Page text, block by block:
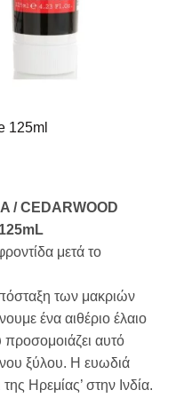
125ml
/ CEDARWOOD
μετά το
των μακριών
ένα αιθέριο έλαιο
αυτό
ξύλου. Η ευωδιά
Ηρεμίας’ στην Ινδία.